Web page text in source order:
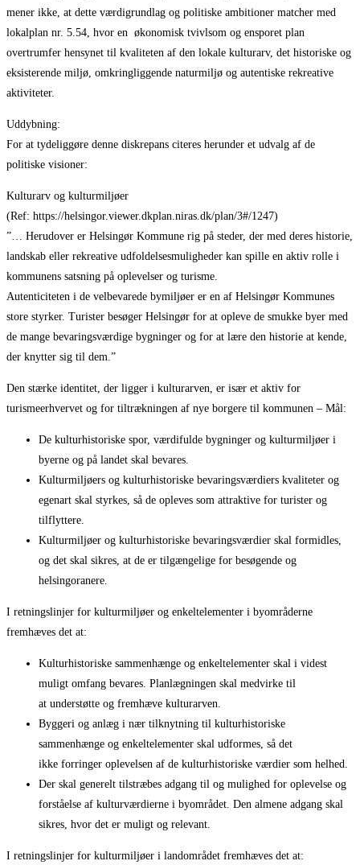
mener ikke, at dette værdigrundlag og politiske ambitioner matcher med
lokalplan nr. 5.54, hvor en økonomisk tvivlsom og ensporet plan
overtrumfer hensynet til kvaliteten af den lokale kulturarv, det historiske og
eksisterende miljø, omkringliggende naturmiljø og autentiske rekreative
aktiviteter.
Uddybning:
For at tydeliggøre denne diskrepans citeres herunder et udvalg af de
politiske visioner:
Kulturarv og kulturmiljøer
(Ref: https://helsingor.viewer.dkplan.niras.dk/plan/3#/1247)
”… Herudover er Helsingør Kommune rig på steder, der med deres historie,
landskab eller rekreative udfoldelsesmuligheder kan spille en aktiv rolle i
kommunens satsning på oplevelser og turisme.
Autenticiteten i de velbevarede bymiljøer er en af Helsingør Kommunes
store styrker. Turister besøger Helsingør for at opleve de smukke byer med
de mange bevaringsværdige bygninger og for at lære den historie at kende,
der knytter sig til dem.”
Den stærke identitet, der ligger i kulturarven, er især et aktiv for
turismeerhvervet og for tiltrækningen af nye borgere til kommunen – Mål:
De kulturhistoriske spor, værdifulde bygninger og kulturmiljøer i
byerne og på landet skal bevares.
Kulturmiljøers og kulturhistoriske bevaringsværdiers kvaliteter og
egenart skal styrkes, så de opleves som attraktive for turister og
tilflyttere.
Kulturmiljøer og kulturhistoriske bevaringsværdier skal formidles,
og det skal sikres, at de er tilgængelige for besøgende og
helsingoranere.
I retningslinjer for kulturmiljøer og enkeltelementer i byområderne
fremhæves det at:
Kulturhistoriske sammenhænge og enkeltelementer skal i videst
muligt omfang bevares. Planlægningen skal medvirke til
at understøtte og fremhæve kulturarven.
Byggeri og anlæg i nær tilknytning til kulturhistoriske
sammenhænge og enkeltelementer skal udformes, så det
ikke forringer oplevelsen af de kulturhistoriske værdier som helhed.
Der skal generelt tilstræbes adgang til og mulighed for oplevelse og
forståelse af kulturværdierne i byområdet. Den almene adgang skal
sikres, hvor det er muligt og relevant.
I retningslinjer for kulturmiljøer i landområdet fremhæves det at: